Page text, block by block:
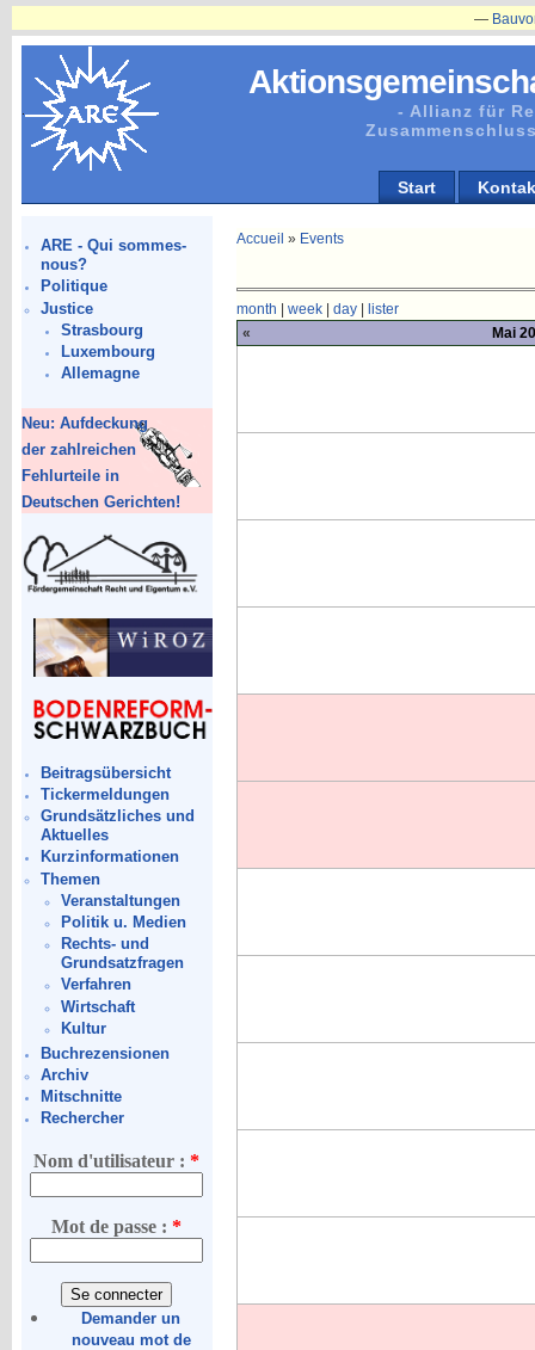
- Allianz für
Start
ARE - Qui sommes-
nous?
Politique
Justice
Strasbourg
Luxembourg
Allemagne
Neu: Aufdeckung
der zahlreichen
Fehlurteile in
Deutschen Gerichten!
Beitragsübersicht
Tickermeldungen
Grundsätzliches und
Aktuelles
Kurzinformationen
Themen
Veranstaltungen
Politik u. Medien
Rechts- und
Grundsatzfragen
Verfahren
Wirtschaft
Kultur
Buchrezensionen
Archiv
Mitschnitte
Rechercher
Nom d'utilisateur :*
Mot de passe :*
Demander un
nouveau mot de
Accueil » Events
month week| day|
lister
«
Mai